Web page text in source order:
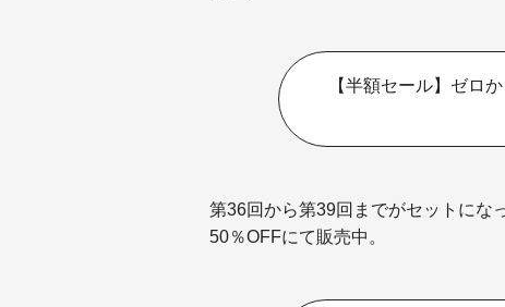
【半額セール】ゼロ
第36回から第39回までがセットにな
50％OFFにて販売中。